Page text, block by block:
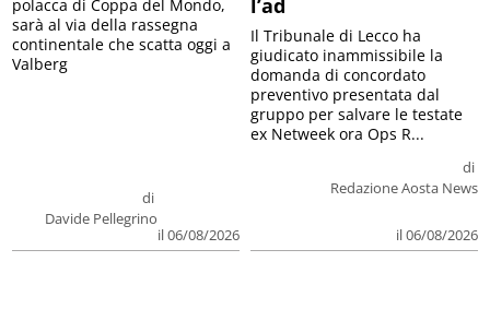
di
Davide Pellegrino
il 06/08/2026
polacca di Coppa del Mondo,
sarà al via della rassegna
continentale che scatta oggi a
Valberg
l’ad
di
Redazione Aosta News
il 06/08/2026
Il Tribunale di Lecco ha
giudicato inammissibile la
domanda di concordato
preventivo presentata dal
gruppo per salvare le testate
ex Netweek ora Ops R...